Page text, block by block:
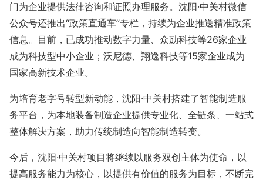
门为企业提供法律咨询和证照办理服务。沈阳·中关村微信
公众号还推出“政策直通车”专栏，持续为企业推送精准政策
信息。目前，已成功推动数字力量、众劢科技等26家企业
成为科技型中小企业；沃尼德、翔逸科技等15家企业成为
国家高新技术企业。
为培育老字号转型新动能，沈阳·中关村搭建了智能制造服
务平台，为本地装备制造企业提供专业化、全链条、一站式
整体解决方案，助力传统制造向智能制造转变。
今后，沈阳·中关村项目将继续以服务双创主体为使命，以
提高服务能力为核心，以提供有价值的服务为目标，不断完